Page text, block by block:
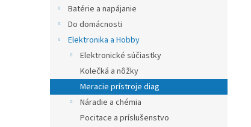
Batérie a napájanie
Do domácnosti
Elektronika a Hobby
Elektronické súčiastky
Kolečká a nôžky
Meracie prístroje diag
Náradie a chémia
Pocitace a príslušenstvo